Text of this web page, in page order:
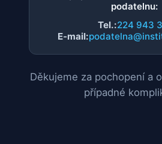
podatelnu:
Tel.:224 943
E-mail:
Děkujeme za pochopení a
případné